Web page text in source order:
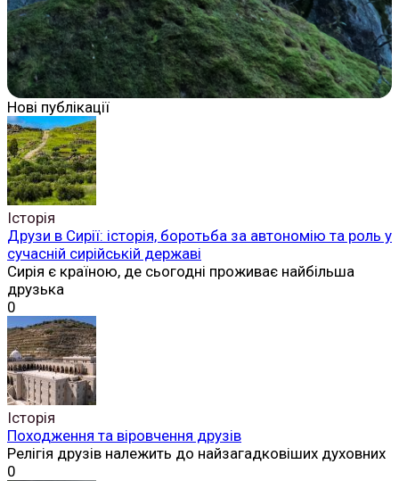
Нові публікації
Історія
Друзи в Сирії: історія, боротьба за автономію та роль у
сучасній сирійській державі
Сирія є країною, де сьогодні проживає найбільша
друзька
0
Історія
Походження та віровчення друзів
Релігія друзів належить до найзагадковіших духовних
0